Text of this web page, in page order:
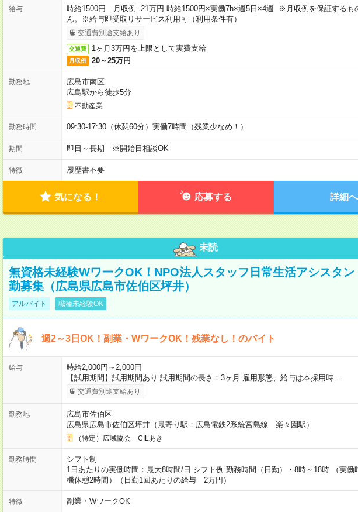
給与
時給1500円 月収例 21万円 時給1500円×実働7h×週5日×4週 ※月収例を保証するも
ん。※給与即受取りサービス利用可（利用条件有）
交通費別途支給あり
交通費 1ヶ月3万円を上限として実費支給
月収例 20～25万円
勤務地
広島市南区
広島駅から徒歩5分
不動産業
勤務時間 09:30-17:30（休憩60分）実働7時間（残業少なめ！）
期間 即日～長期 ※開始日相談OK
特徴 履歴書不要
気になる！ 応募する 詳細へ
未読
無資格未経験WワークOK！NPO法人スタッフ日常生活アシスタ
勤募集（広島県広島市佐伯区坪井）
アルバイト 職種未経験OK
週2～3日OK！副業・WワークOK！残業なし！のバイト
給与
時給2,000円～2,000円
【試用期間】試用期間あり 試用期間の長さ：3ヶ月 雇用形態、給与は本採用時…
交通費別途支給あり
勤務地
広島市佐伯区
広島県広島市佐伯区坪井（最寄り駅：広島電鉄2系統宮島線 楽々園駅）
（特定）広域協会 CILあき
勤務時間
シフト制
1日あたりの実働時間：最大8時間/日 シフト例 勤務時間（日勤）・8時～18時 （実
機休憩2時間）（日勤1回あたりの給与 2万円）
特徴 副業・WワークOK